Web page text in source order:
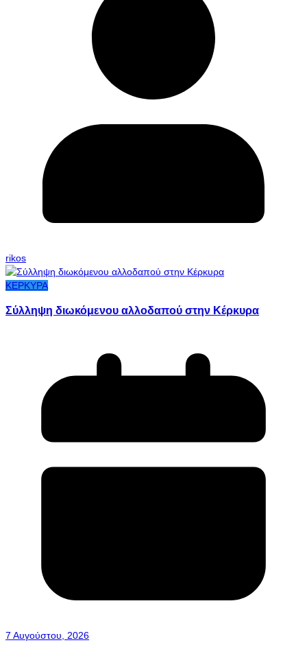
rikos
ΚΕΡΚΥΡΑ
Σύλληψη διωκόμενου αλλοδαπού στην Κέρκυρα
7 Αυγούστου, 2026